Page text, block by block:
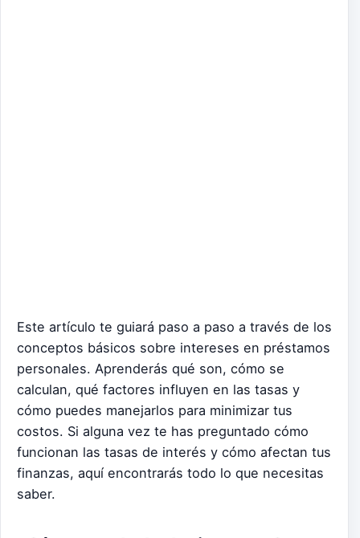
Este artículo te guiará paso a paso a través de los
conceptos básicos sobre intereses en préstamos
personales. Aprenderás qué son, cómo se
calculan, qué factores influyen en las tasas y
cómo puedes manejarlos para minimizar tus
costos. Si alguna vez te has preguntado cómo
funcionan las tasas de interés y cómo afectan tus
finanzas, aquí encontrarás todo lo que necesitas
saber.